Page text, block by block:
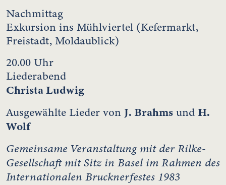
Nachmittag
Exkursion ins Mühlviertel (Kefermarkt,
Freistadt, Moldaublick)
20.00 Uhr
Liederabend
Christa Ludwig
Ausgewählte Lieder von J. Brahms und H.
Wolf
Gemeinsame Veranstaltung mit der Rilke-
Gesellschaft mit Sitz in Basel im Rahmen des
Internationalen Brucknerfestes 1983